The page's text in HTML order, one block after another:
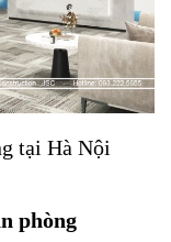
tại Hà Nội
phòng